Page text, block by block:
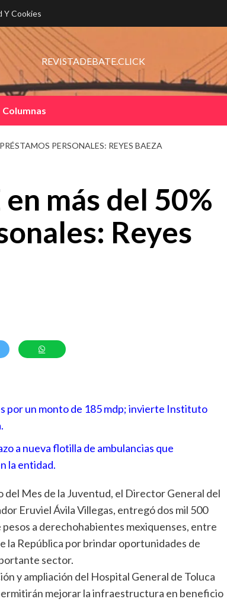
Y Cookies
REVISTADEBATE.CLICK
Columnas
PERSONALES: REYES BAEZA
más del 50%
Reyes
por un monto de 185 mdp; invierte Instituto
a nueva flotilla de ambulancias que
la entidad.
del Mes de la Juventud, el Director General del
Eruviel Ávila Villegas, entregó dos mil 500
a derechohabientes mexiquenses, entre
la República por brindar oportunidades de
sector.
y ampliación del Hospital General de Toluca
mejorar la infraestructura en beneficio